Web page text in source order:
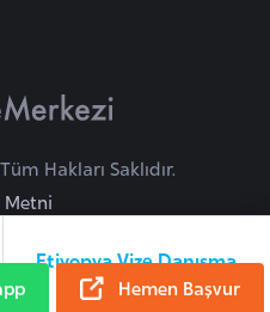
Etiyopya Vize Danışma
Hattı
Hakları Saklıdır.
Metni
Hemen Başvur